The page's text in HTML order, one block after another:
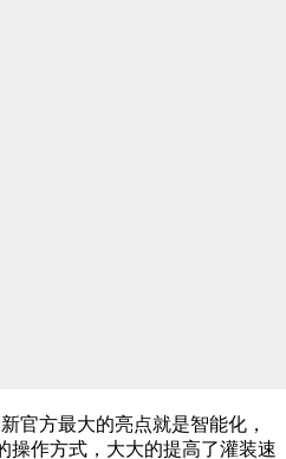
官方最大的亮点就是智能化，
操作方式，大大的提高了灌装速